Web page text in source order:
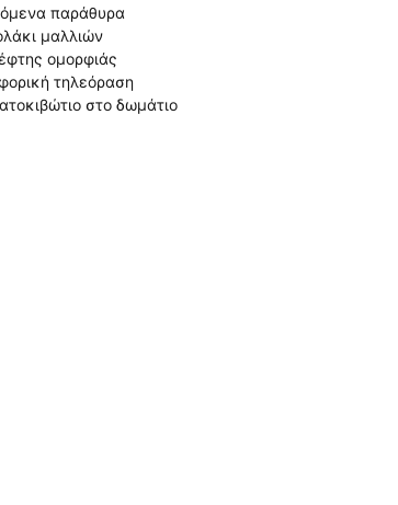
παράθυρα
μαλλιών
ομορφιάς
τηλεόραση
στο δωμάτιο